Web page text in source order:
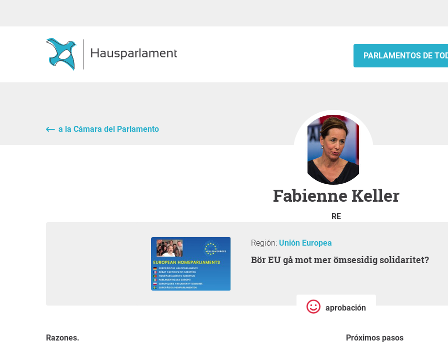
PARLAMENTOS DE
a la Cámara del Parlamento
Fabienne Keller
RE
Región: Unión Europea
Bör EU gå mot mer ömsesidig solidaritet?
aprobación
Razones.
Próximos pasos